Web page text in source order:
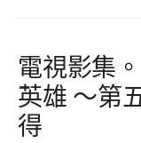
電視影集
英雄 ～第
得